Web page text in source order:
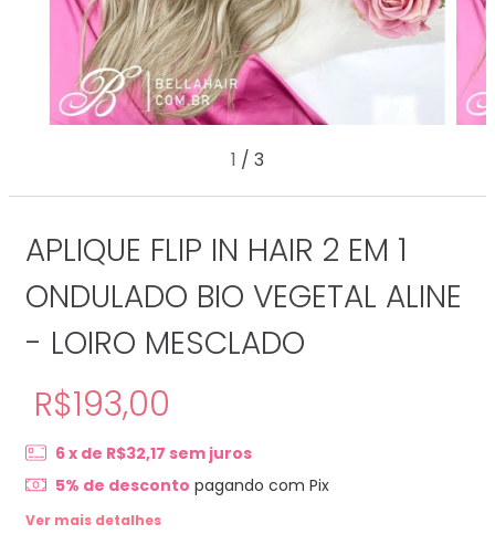
1 / 3
APLIQUE FLIP IN HAIR 2 EM 1
ONDULADO BIO VEGETAL ALINE
- LOIRO MESCLADO
R$193,00
6x de R$32,17 sem juros
5% de desconto pagando com Pix
Ver mais detalhes